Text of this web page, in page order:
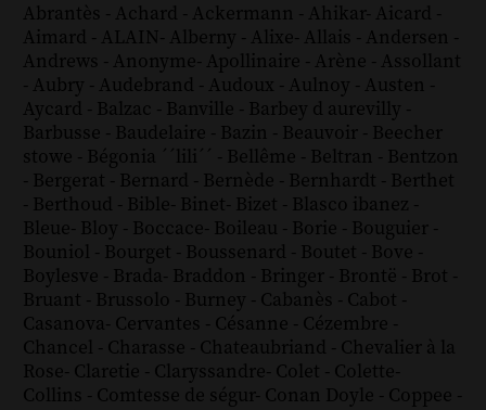
Abrantès - Achard - Ackermann - Ahikar- Aicard -
Aimard - ALAIN- Alberny - Alixe- Allais - Andersen -
Andrews - Anonyme- Apollinaire - Arène - Assollant
- Aubry - Audebrand - Audoux - Aulnoy - Austen -
Aycard - Balzac - Banville - Barbey d aurevilly -
Barbusse - Baudelaire - Bazin - Beauvoir - Beecher
stowe - Bégonia ´´lili´´ - Bellême - Beltran - Bentzon
- Bergerat - Bernard - Bernède - Bernhardt - Berthet
- Berthoud - Bible- Binet- Bizet - Blasco ibanez -
Bleue- Bloy - Boccace- Boileau - Borie - Bouguier -
Bouniol - Bourget - Boussenard - Boutet - Bove -
Boylesve - Brada- Braddon - Bringer - Brontë - Brot -
Bruant - Brussolo - Burney - Cabanès - Cabot -
Casanova- Cervantes - Césanne - Cézembre -
Chancel - Charasse - Chateaubriand - Chevalier à la
Rose- Claretie - Claryssandre- Colet - Colette-
Collins - Comtesse de ségur- Conan Doyle - Coppee -